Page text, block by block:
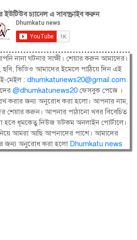
চ্যানেল এ সাবস্ক্রাইব করুন
নানা ঘটনার সাক্ষী। শেয়ার করুন আমাদের।
ভিডিও আমাদের ইমেলে পাঠিয়ে দিন এই
ই-মেইল : dhumkatunews20@gmail.com.
@dhumkatunews20 ফেসবুক পেজে ।
করার জন্য অনুরোধ করা হলো। আপনার নাম,
শেয়ার করুন। আপনার পাঠানো খবর বিবেচিত
হবে ধূমকেতু নিউজ ডটকম অনলাইন পোর্টালে।
নিয়ে আমরা আছি আপনাদের পাশে। আমাদের
জন্য অনুরোধ করা হলো Dhumkatu news